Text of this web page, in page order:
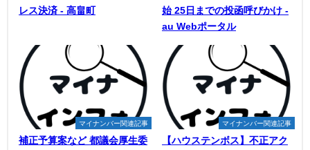
レス決済 - 高畠町
始 25日までの投函呼びかけ -
au Webポータル
マイナンバー関連記事
補正予算案など 都議会厚生委
マイナンバー関連記事
【ハウステンボス】不正アク